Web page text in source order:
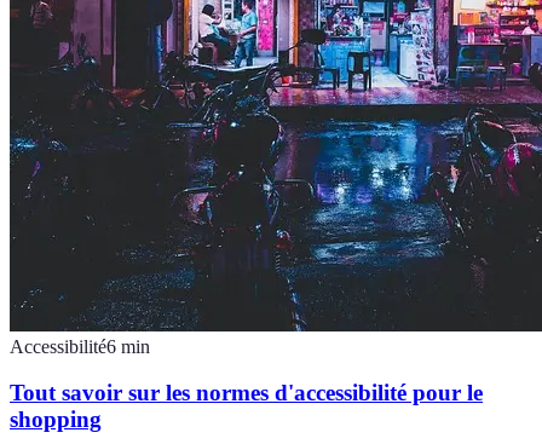
Accessibilité6 min
Tout savoir sur les normes d'accessibilité pour le
shopping